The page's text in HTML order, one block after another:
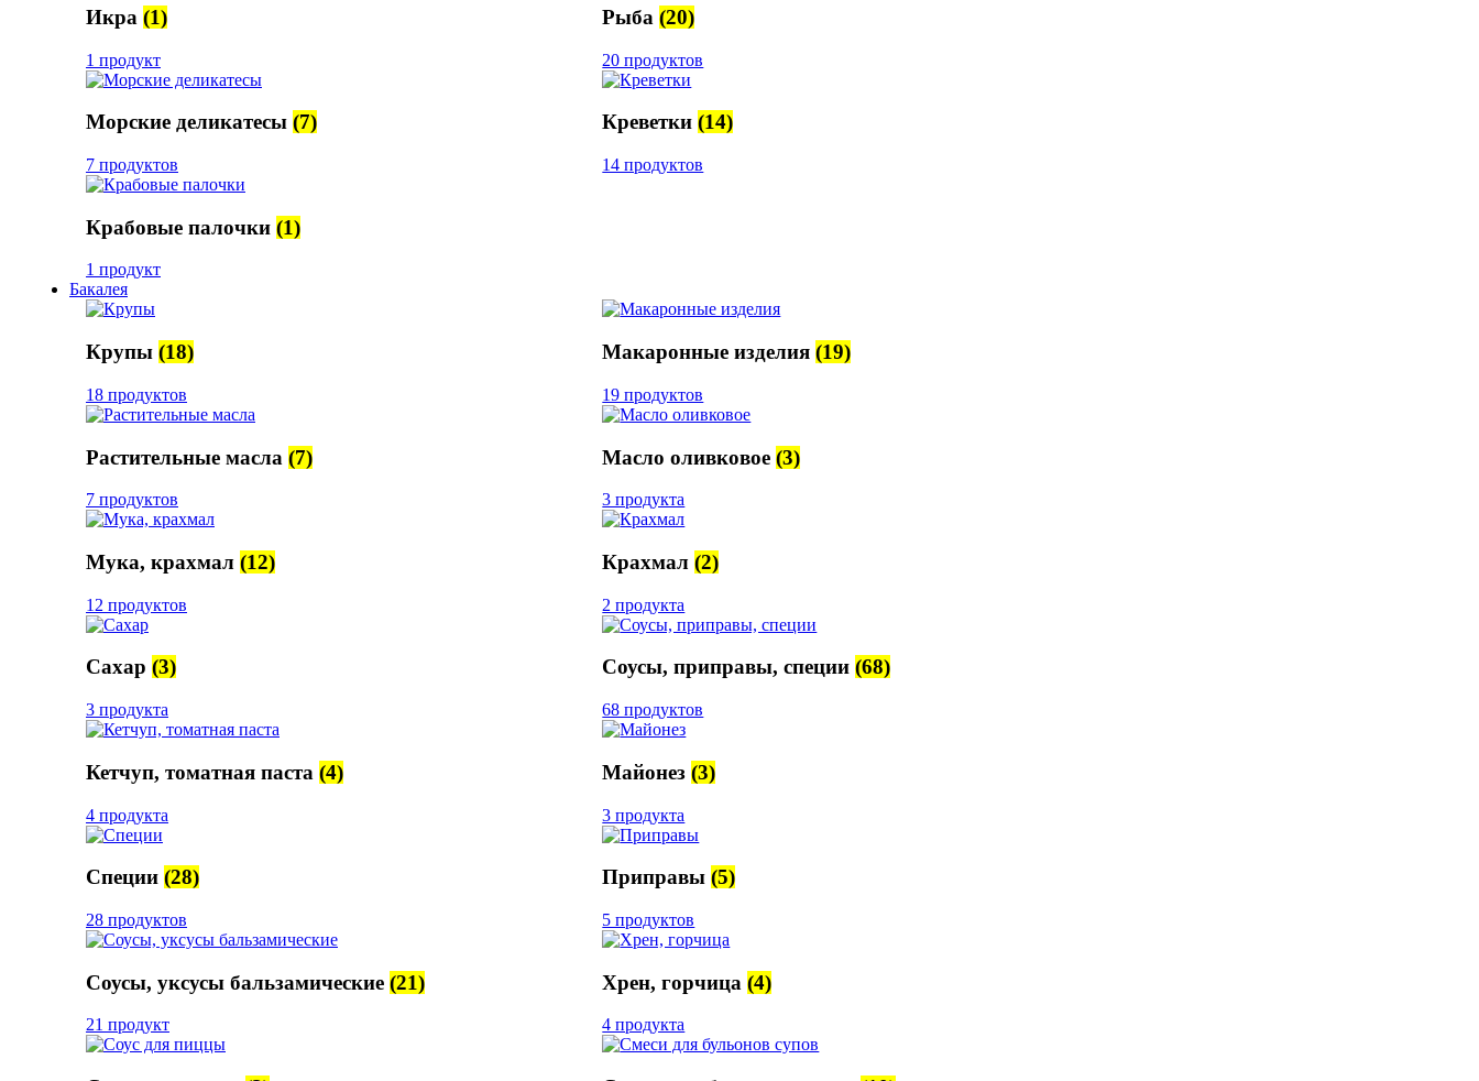
Икра (1)
1 продукт
Рыба(20)
20 продуктов
Морские деликатесы (7)
7 продуктов
Креветки(14)
14 продуктов
Крабовые палочки (1)
1 продукт
Бакалея
Крупы (18)
18 продуктов
Макаронные изделия(19)
19 продуктов
Растительные масла (7)
7 продуктов
Масло оливковое(3)
3 продукта
Мука, крахмал (12)
12 продуктов
Крахмал(2)
2 продукта
Сахар (3)
3 продукта
Соусы, приправы, специи(68)
68 продуктов
Кетчуп, томатная паста (4)
4 продукта
Майонез(3)
3 продукта
Специи (28)
28 продуктов
Приправы(5)
5 продуктов
Соусы, уксусы бальзамические (21)
21 продукт
Хрен, горчица(4)
4 продукта